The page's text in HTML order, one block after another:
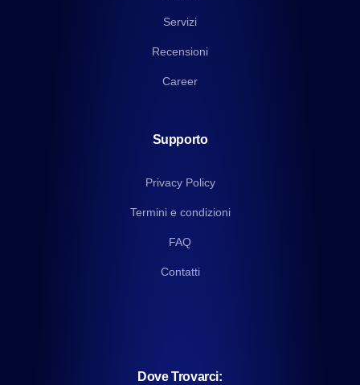
Servizi
Recensioni
Career
Supporto
Privacy Policy
Termini e condizioni
FAQ
Contatti
Dove Trovarci: